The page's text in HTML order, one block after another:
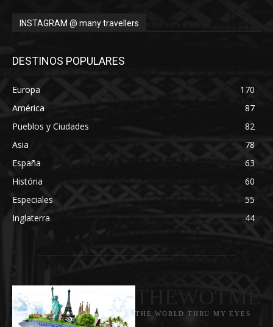
INSTAGRAM @ many travellers
DESTINOS POPULARES
Europa
170
América
87
Pueblos y Ciudades
82
Asia
78
España
63
História
60
Especiales
55
Inglaterra
44
THE WORLD THRU MY EYES